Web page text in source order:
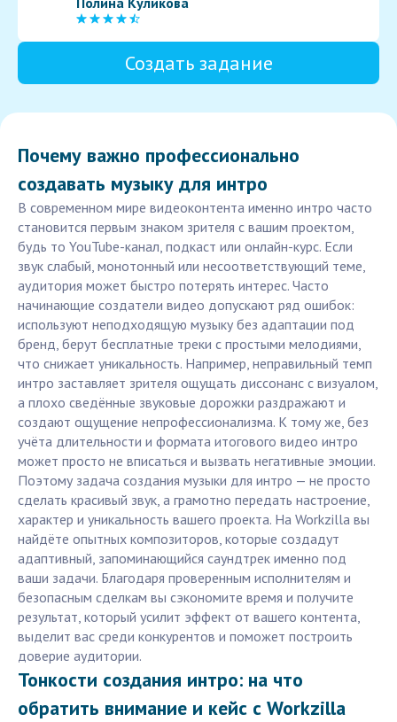
Создать задание
Почему важно профессионально
создавать музыку для интро
В современном мире видеоконтента именно интро часто
становится первым знаком зрителя с вашим проектом,
будь то YouTube-канал, подкаст или онлайн-курс. Если
звук слабый, монотонный или несоответствующий теме,
аудитория может быстро потерять интерес. Часто
начинающие создатели видео допускают ряд ошибок:
используют неподходящую музыку без адаптации под
бренд, берут бесплатные треки с простыми мелодиями,
что снижает уникальность. Например, неправильный темп
интро заставляет зрителя ощущать диссонанс с визуалом,
а плохо сведённые звуковые дорожки раздражают и
создают ощущение непрофессионализма. К тому же, без
учёта длительности и формата итогового видео интро
может просто не вписаться и вызвать негативные эмоции.
Поэтому задача создания музыки для интро — не просто
сделать красивый звук, а грамотно передать настроение,
характер и уникальность вашего проекта. На Workzilla вы
найдёте опытных композиторов, которые создадут
адаптивный, запоминающийся саундтрек именно под
ваши задачи. Благодаря проверенным исполнителям и
безопасным сделкам вы сэкономите время и получите
результат, который усилит эффект от вашего контента,
выделит вас среди конкурентов и поможет построить
доверие аудитории.
Тонкости создания интро: на что
обратить внимание и кейс с Workzilla